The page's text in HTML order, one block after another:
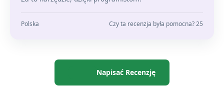
Polska Czy ta recenzja była pomocna? 25
Napisać Recenzję